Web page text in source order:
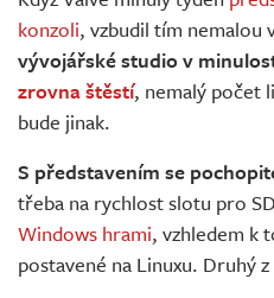
Živě
konzoli, vzbudil tím nemalou
vývojářské studio v
zrovna štěstí, nemalý počet
bude jinak.
S představením se
třeba na rychlost slotu pro
Windows hrami, vzhledem k
postavené na Linuxu. Druhý